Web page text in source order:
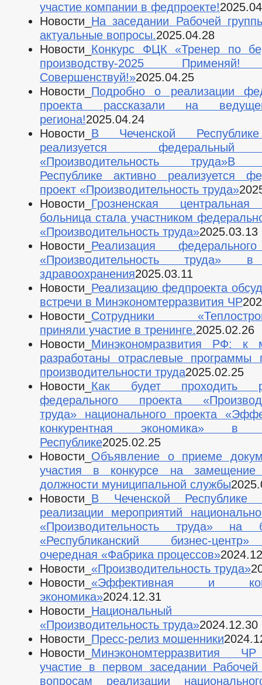
участие компании в федпроекте!
Новости_ На заседании Рабочей
актуальные вопросы.2025.04.28
Новости_ Конкурс ФЦК «Тренер по
производству-2025
Совершенствуй!»2025.04.25
Новости_ Подробно о реализации
проекта рассказали на
региона!2025.04.24
Новости_ В Чеченской
реализуется
«Производительность труда»В
Республике активно реализуется
проект «Производительность труда»
Новости_ Грозненская
больница стала участником
«Производительность труда»2025.03.13
Новости_ Реализация
«Производительность труда»
здравоохранения2025.03.11
Новости_ Реализацию федпроекта
встречи в Минэкономтерразвития ЧР
Новости_ Сотрудники
приняли участие в тренинге.2025.02.26
Новости_ Минэкономразвития РФ: к
разработаны отраслевые программы
производительности труда2025.02.25
Новости_ Как будет проходить
федерального проекта
труда» национального проекта
конкурентная экономика» в
Республике2025.02.25
Новости_ Объявление о приеме
участия в конкурсе на замещение
должности муниципальной службы
Новости_ В Чеченской
реализации мероприятий
«Производительность труда»
«Республиканский бизнес-
очередная «Фабрика процессов»
Новости_ «Производительность труда»
Новости_ «Эффективная и
экономика»2024.12.31
Новости_ Национальный
«Производительность труда»2024.12.30
Новости_ Пресс-релиз мошенники
Новости_ Минэкономтерразвития
участие в первом заседании
вопросам реализации